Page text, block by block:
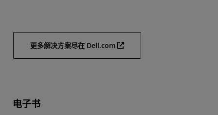
更多解决方案尽在 Dell.com
电子书